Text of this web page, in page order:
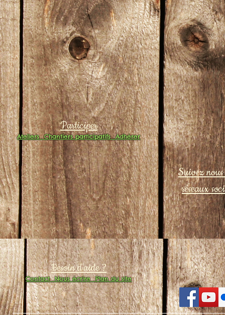
Participer
AteliersChantiers participatifsAdhérer
Suivez
réseaux
Besoin d'aide ?
ContactNous écrirePlan du site